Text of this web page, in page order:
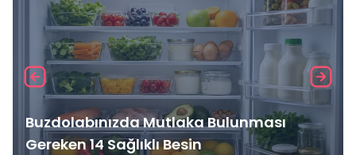
Buzdolabınızda Mutlaka Bulunması
Gereken 14 Sağlıklı Besin